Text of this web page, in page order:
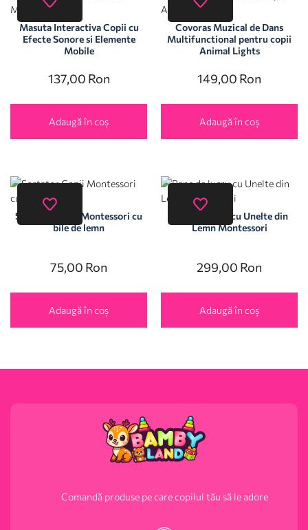
Masuta Interactiva Copii cu
Efecte Sonore si Elemente
Mobile
137,00 Ron
Adaugă în coș
Covoras Muzical de Dans
Multifunctional pentru copii
Animal Lights
149,00 Ron
Adaugă în coș
Sortator Copii Montessori cu
bile de lemn
75,00 Ron
Adaugă în coș
Banc de lucru cu Unelte din
Lemn Montessori
299,00 Ron
Adaugă în coș
Comandă produse pe care copilul tău să le adore